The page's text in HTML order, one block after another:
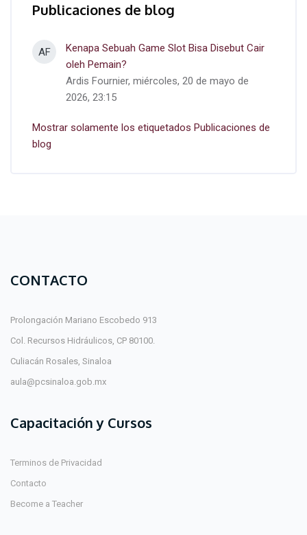
Publicaciones de blog
AF
Kenapa Sebuah Game Slot Bisa Disebut Cair
oleh Pemain?
Ardis Fournier, miércoles, 20 de mayo de
2026, 23:15
Mostrar solamente los etiquetados Publicaciones de
blog
CONTACTO
Prolongación Mariano Escobedo 913
Col. Recursos Hidráulicos, CP 80100.
Culiacán Rosales, Sinaloa
aula@pcsinaloa.gob.mx
Capacitación y Cursos
Terminos de Privacidad
Contacto
Become a Teacher